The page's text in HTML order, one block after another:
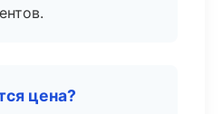
цена?